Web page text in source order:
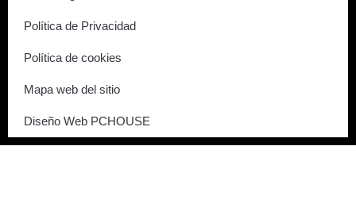
Política de Privacidad
Política de cookies
Mapa web del sitio
Diseño Web PCHOUSE